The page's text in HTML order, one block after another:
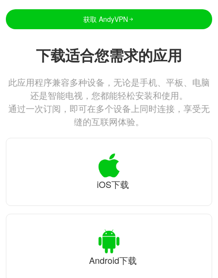
获取 AndyVPN
下载适合您需求的应用
此应用程序兼容多种设备，无论是手机、平板、电脑
还是智能电视，您都能轻松安装和使用。
通过一次订阅，即可在多个设备上同时连接，享受无
缝的互联网体验。
iOS下载
Android下载